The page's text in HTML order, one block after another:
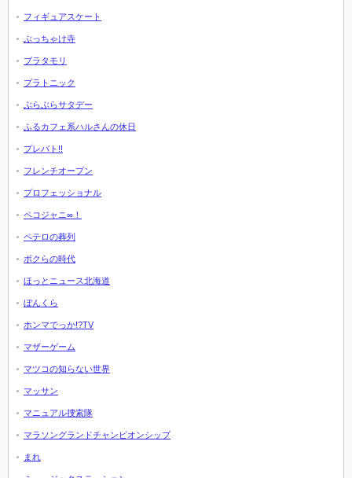
フィギュアスケート
ぶっちゃけ寺
ブラタモリ
プラトニック
ぶらぶらサタデー
ふるカフェ系ハルさんの休日
プレバト!!
フレンチオープン
プロフェッショナル
ペコジャニ∞！
ペテロの葬列
ボクらの時代
ほっとニュース北海道
ぼんくら
ホンマでっか!?TV
マザーゲーム
マツコの知らない世界
マッサン
マニュアル捜索隊
マラソングランドチャンピオンシップ
まれ